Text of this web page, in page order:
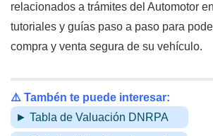
relacionados a trámites del Automotor
tutoriales y guías paso a paso para
compra y venta segura de su vehículo.
⚠️ Tambén te puede interesar:
► Tabla de Valuación DNRPA